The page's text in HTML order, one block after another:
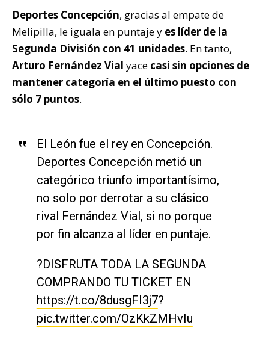
Deportes Concepción, gracias al empate de
Melipilla, le iguala en puntaje y es líder de la
Segunda División con 41 unidades. En tanto,
Arturo Fernández Vial yace casi sin opciones de
mantener categoría en el último puesto con
sólo 7 puntos.
El León fue el rey en Concepción.
Deportes Concepción metió un
categórico triunfo importantísimo,
no solo por derrotar a su clásico
rival Fernández Vial, si no porque
por fin alcanza al líder en puntaje.
?DISFRUTA TODA LA SEGUNDA
COMPRANDO TU TICKET EN
https://t.co/8dusgFI3j7?
pic.twitter.com/OzKkZMHvIu